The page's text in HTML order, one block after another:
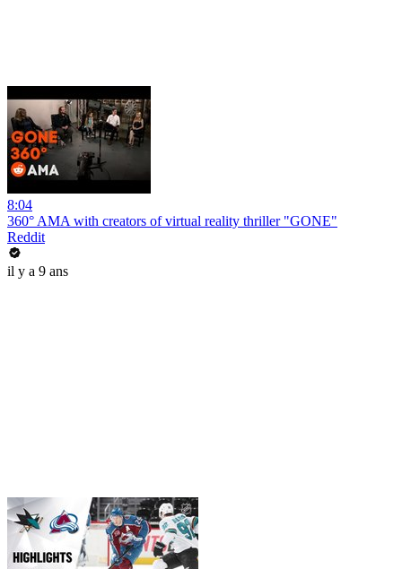
8:04
360° AMA with creators of virtual reality thriller "GONE"
Reddit
il y a 9 ans